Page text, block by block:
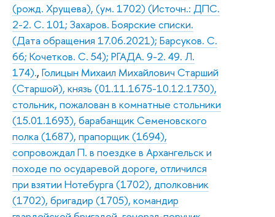
(рожд. Хрущева), (ум. 1702) (Источн.: ДПС.
2-2. С. 101; Захаров. Боярские списки.
(Дата обращения 17.06.2021); Барсуков. С.
66; Кочетков. С. 54); РГАДА. 9-2. 49. Л.
174)., Голицын Михаил Михайлович Старший
(Старшой), князь (01.11.1675-10.12.1730),
стольник, пожалован в комнатные стольники
(15.01.1693), барабанщик Семеновского
полка (1687), прапорщик (1694),
сопровождал П. в поездке в Архангельск и
походе по осударевой дороге, отличился
при взятии Нотебурга (1702), дполковник
(1702), бригадир (1705), командир